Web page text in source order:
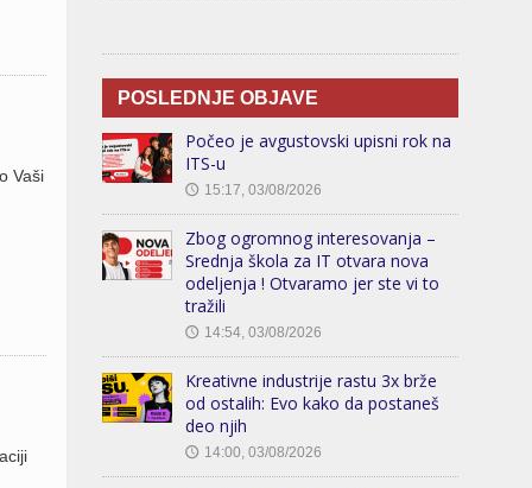
Vaši
POSLEDNJE OBJAVE
Počeo je avgustovski upisni rok na
ITS-u
🕔 15:17, 03/08/2026
Zbog ogromnog interesovanja –
Srednja škola za IT otvara nova
odeljenja ! Otvaramo jer ste vi to
tražili
🕔 14:54, 03/08/2026
Kreativne industrije rastu 3x brže
od ostalih: Evo kako da postaneš
deo njih
🕔 14:00, 03/08/2026